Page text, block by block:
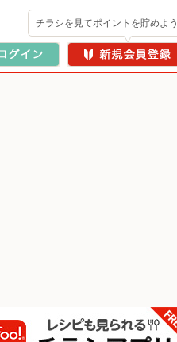
チラシを見てポイントを貯めよう